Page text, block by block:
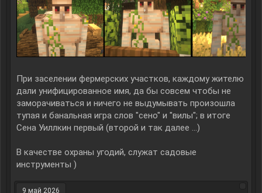
При заселении фермерских участков, каждому жителю
дали унифицированное имя, да бы совсем чтобы не
заморачиваться и ничего не выдумывать произошла
тупая и банальная игра слов "сено" и "вилы"; в итоге
Сена Уиллкин первый (второй и так далее ...)
В качестве охраны угодий, служат садовые
инструменты )
9 май 2026